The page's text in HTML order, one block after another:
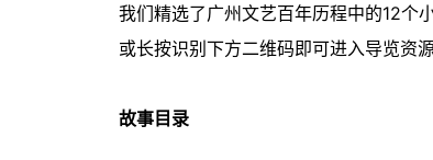
我们精选了广州文艺百年历程中的12个
或长按识别下方二维码即可进入导览资源
故事目录